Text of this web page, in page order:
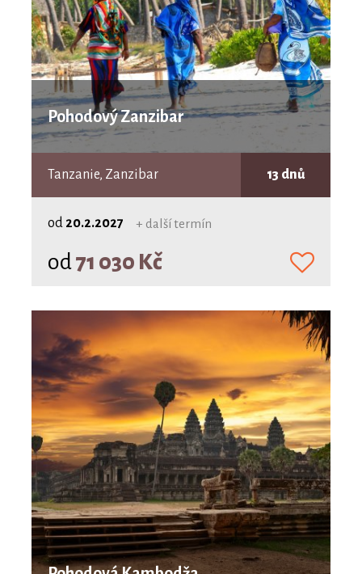
Pohodový Zanzibar
Tanzanie, Zanzibar 13 dnů
od 20.2.2027 + další termín
od71 030 Kč